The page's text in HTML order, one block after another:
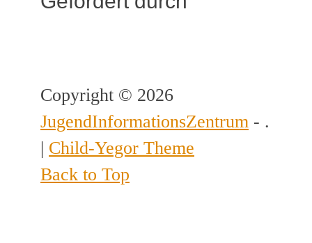
Copyright © 2026
JugendInformationsZentrum - .
| Child-Yegor Theme
Back to Top